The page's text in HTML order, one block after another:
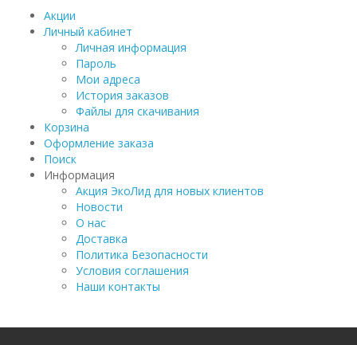
Акции
Личный кабинет
Личная информация
Пароль
Мои адреса
История заказов
Файлы для скачивания
Корзина
Оформление заказа
Поиск
Информация
Акция ЭкоЛид для новых клиентов
Новости
О нас
Доставка
Политика Безопасности
Условия соглашения
Наши контакты